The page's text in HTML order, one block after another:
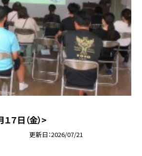
７日（金）>
更新日 2026/07/21